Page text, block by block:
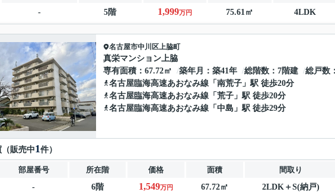
-
5階 1,999万円 75.61㎡ 4LDK
名古屋市中川区上脇町
真栄マンション上脇
専有面積
67.72㎡ 築年月 築41年 総階数 7階建 総戸数
名古屋臨海高速あおなみ線 「 南荒子 」駅 徒歩20分
名古屋臨海高速あおなみ線 「 荒子 」駅 徒歩20分
名古屋臨海高速あおなみ線 「 中島 」駅 徒歩29分
販売中1件）
部屋番号 所在階 価格 面積 間取り
-
6階 1,549万円 67.72㎡ 2LDK＋S(納戸)